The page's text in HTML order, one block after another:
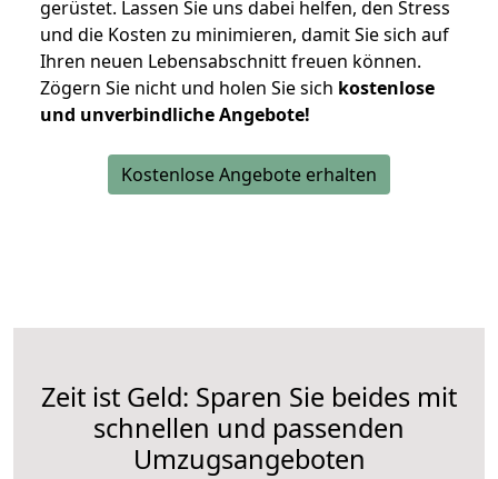
gerüstet. Lassen Sie uns dabei helfen, den Stress
und die Kosten zu minimieren, damit Sie sich auf
Ihren neuen Lebensabschnitt freuen können.
Zögern Sie nicht und holen Sie sich kostenlose
und unverbindliche Angebote!
Kostenlose Angebote erhalten
Zeit ist Geld: Sparen Sie beides mit
schnellen und passenden
Umzugsangeboten